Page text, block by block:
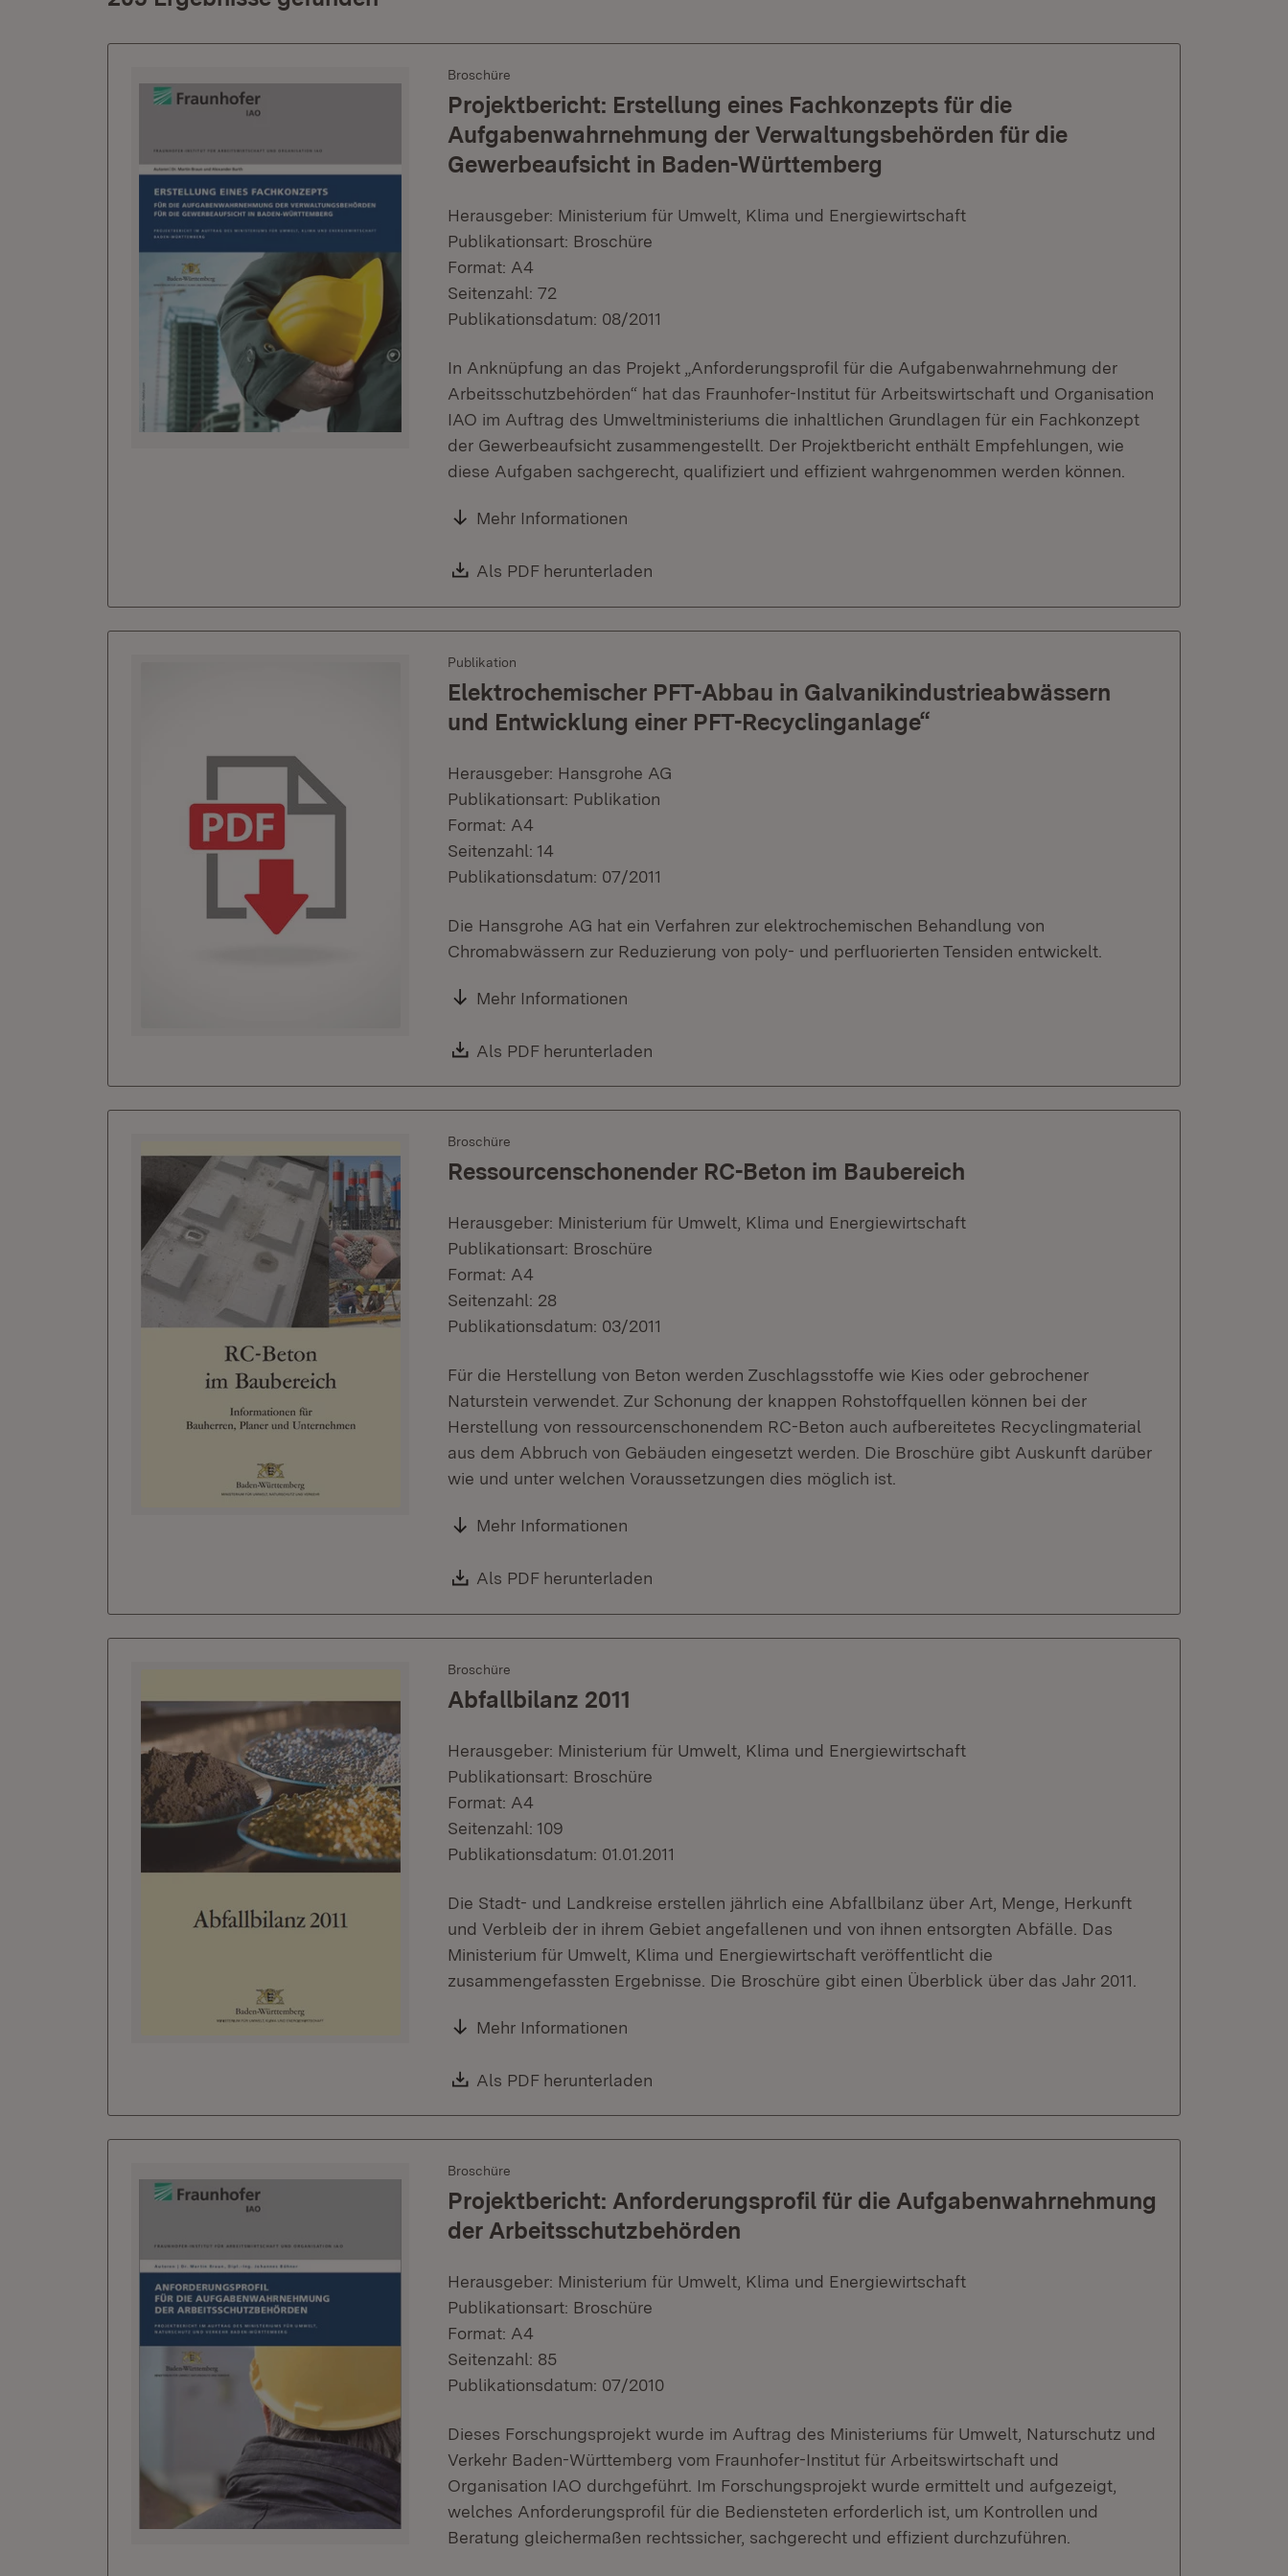
Broschüre
Projektbericht: Erstellung eines Fachkonzepts für die
Aufgabenwahrnehmung der Verwaltungsbehörden für die
Gewerbeaufsicht in Baden-Württemberg
Herausgeber: Ministerium für Umwelt, Klima und Energiewirtschaft
Publikationsart: Broschüre
Format: A4
Seitenzahl: 72
Publikationsdatum: 08/2011
In Anknüpfung an das Projekt „Anforderungsprofil für die Aufgabenwahrnehmung der
Arbeitsschutzbehörden“ hat das Fraunhofer-Institut für Arbeitswirtschaft und Organisation
IAO im Auftrag des Umweltministeriums die inhaltlichen Grundlagen für ein Fachkonzept
der Gewerbeaufsicht zusammengestellt. Der Projektbericht enthält Empfehlungen, wie
diese Aufgaben sachgerecht, qualifiziert und effizient wahrgenommen werden können.
Mehr Informationen
Download:
Als PDF herunterladen
Publikation
Elektrochemischer PFT-Abbau in Galvanikindustrieabwässern
und Entwicklung einer PFT-Recyclinganlage“
Herausgeber: Hansgrohe AG
Publikationsart: Publikation
Format: A4
Seitenzahl: 14
Publikationsdatum: 07/2011
Die Hansgrohe AG hat ein Verfahren zur elektrochemischen Behandlung von
Chromabwässern zur Reduzierung von poly- und perfluorierten Tensiden entwickelt.
Mehr Informationen
Download:
Als PDF herunterladen
Broschüre
Ressourcenschonender RC-Beton im Baubereich
Herausgeber: Ministerium für Umwelt, Klima und Energiewirtschaft
Publikationsart: Broschüre
Format: A4
Seitenzahl: 28
Publikationsdatum: 03/2011
Für die Herstellung von Beton werden Zuschlagsstoffe wie Kies oder gebrochener
Naturstein verwendet. Zur Schonung der knappen Rohstoffquellen können bei der
Herstellung von ressourcenschonendem RC-Beton auch aufbereitetes Recyclingmaterial
aus dem Abbruch von Gebäuden eingesetzt werden. Die Broschüre gibt Auskunft darüber
wie und unter welchen Voraussetzungen dies möglich ist.
Mehr Informationen
Download:
Als PDF herunterladen
Broschüre
Abfallbilanz 2011
Herausgeber: Ministerium für Umwelt, Klima und Energiewirtschaft
Publikationsart: Broschüre
Format: A4
Seitenzahl: 109
Publikationsdatum: 01.01.2011
Die Stadt- und Landkreise erstellen jährlich eine Abfallbilanz über Art, Menge, Herkunft
und Verbleib der in ihrem Gebiet angefallenen und von ihnen entsorgten Abfälle. Das
Ministerium für Umwelt, Klima und Energiewirtschaft veröffentlicht die
zusammengefassten Ergebnisse. Die Broschüre gibt einen Überblick über das Jahr 2011.
Mehr Informationen
Download:
Als PDF herunterladen
Broschüre
Projektbericht: Anforderungsprofil für die Aufgabenwahrnehmung
der Arbeitsschutzbehörden
Herausgeber: Ministerium für Umwelt, Klima und Energiewirtschaft
Publikationsart: Broschüre
Format: A4
Seitenzahl: 85
Publikationsdatum: 07/2010
Dieses Forschungsprojekt wurde im Auftrag des Ministeriums für Umwelt, Naturschutz und
Verkehr Baden-Württemberg vom Fraunhofer-Institut für Arbeitswirtschaft und
Organisation IAO durchgeführt. Im Forschungsprojekt wurde ermittelt und aufgezeigt,
welches Anforderungsprofil für die Bediensteten erforderlich ist, um Kontrollen und
Beratung gleichermaßen rechtssicher, sachgerecht und effizient durchzuführen.